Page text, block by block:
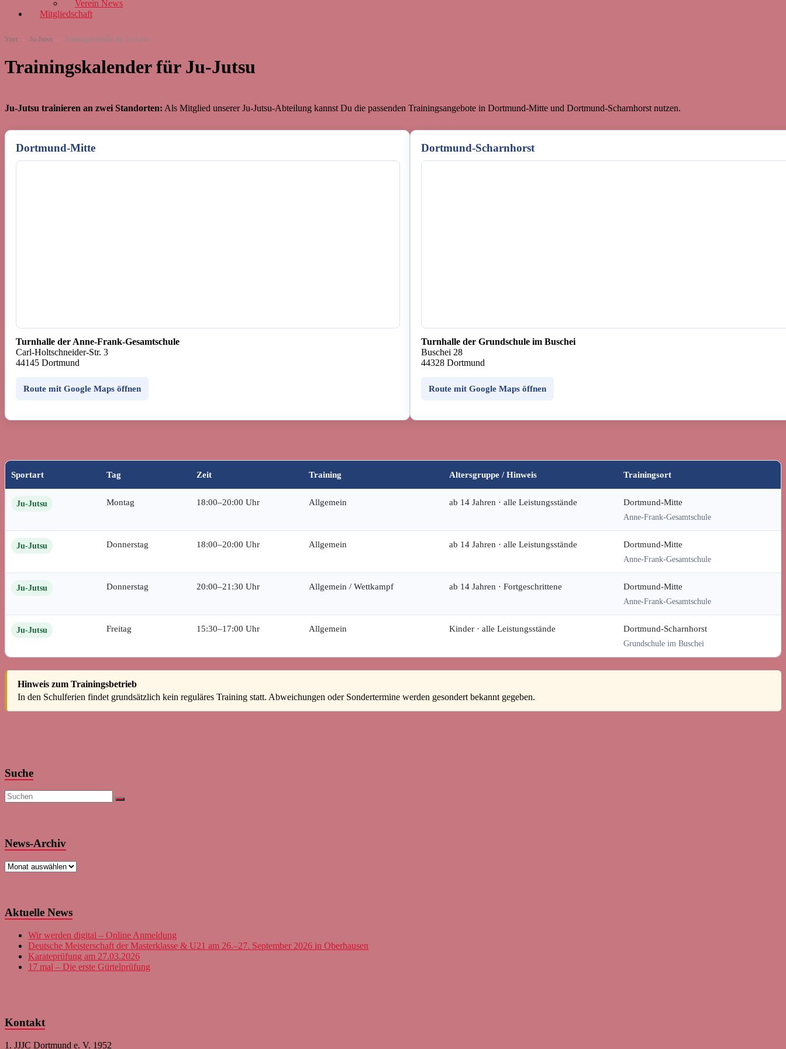
Verein News
Mitgliedschaft
Start - Ju-Jutsu - Trainingskalender für Ju-Jutsu
Trainingskalender für Ju-Jutsu
Ju-Jutsu trainieren an zwei Standorten: Als Mitglied unserer Ju-Jutsu-Abteilung kannst Du die passenden Trainingsangebote in Dortmund-Mitte und Dortmund-Scharnhorst nutzen.
Dortmund-Mitte
Turnhalle der Anne-Frank-Gesamtschule
Carl-Holtschneider-Str. 3
44145 Dortmund
Route mit Google Maps öffnen
Dortmund-Scharnhorst
Turnhalle der Grundschule im Buschei
Buschei 28
44328 Dortmund
Route mit Google Maps öffnen
Sportart Tag Zeit Training Altersgruppe / Hinweis Trainingsort
Ju-Jutsu Montag 18:00–20:00 Uhr Allgemein ab 14 Jahren · alle Leistungsstände
Dortmund-Mitte
Anne-Frank-Gesamtschule
Ju-Jutsu Donnerstag 18:00–20:00 Uhr Allgemein ab 14 Jahren · alle Leistungsstände
Dortmund-Mitte
Anne-Frank-Gesamtschule
Ju-Jutsu Donnerstag 20:00–21:30 Uhr Allgemein / Wettkampf ab 14 Jahren · Fortgeschrittene
Dortmund-Mitte
Anne-Frank-Gesamtschule
Ju-Jutsu Freitag 15:30–17:00 Uhr Allgemein Kinder · alle Leistungsstände
Dortmund-Scharnhorst
Grundschule im Buschei
Hinweis zum Trainingsbetrieb
In den Schulferien findet grundsätzlich kein reguläres Training statt. Abweichungen oder Sondertermine werden gesondert bekannt gegeben.
Suche
News-Archiv
News-
Aktuelle News
Wir werden digital – Online Anmeldung
Deutsche Meisterschaft der Masterklasse & U21 am 26.–27. September 2026 in Oberhausen
Karateprüfung am 27.03.2026
17 mal – Die erste Gürtelprüfung
Kontakt
1. JJJC Dortmund e. V. 1952